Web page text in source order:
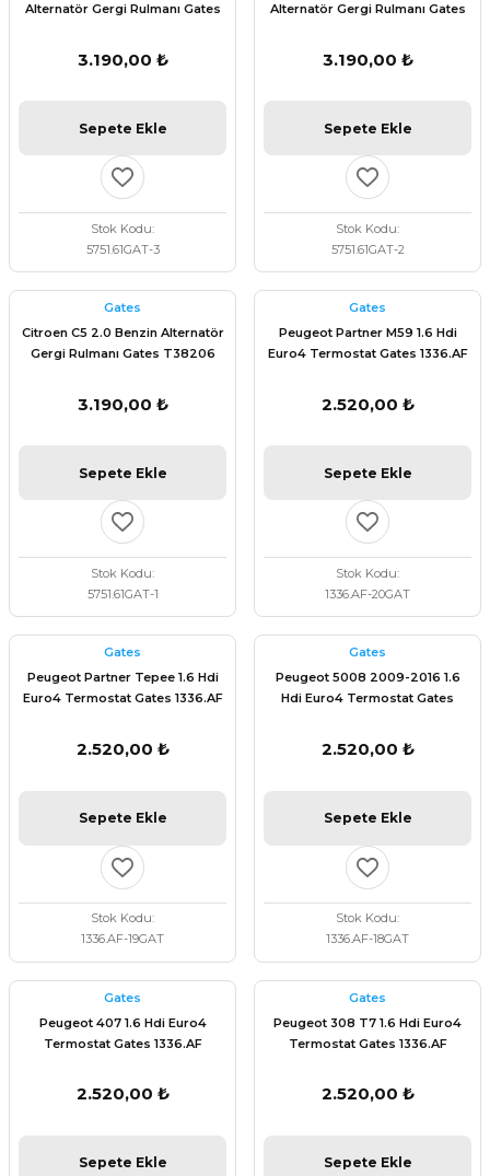
Alternatör Gergi Rulmanı Gates
3.190,00 ₺
Sepete Ekle
Stok Kodu
5751.61GAT-3
Alternatör Gergi Rulmanı Gates
3.190,00 ₺
Sepete Ekle
Stok Kodu
5751.61GAT-2
Gates
Citroen C5 2.0 Benzin Alternatör
Gergi Rulmanı Gates T38206
3.190,00 ₺
Sepete Ekle
Stok Kodu
5751.61GAT-1
Gates
Peugeot Partner M59 1.6 Hdi
Euro4 Termostat Gates 1336.AF
2.520,00 ₺
Sepete Ekle
Stok Kodu
1336.AF-20GAT
Gates
Peugeot Partner Tepee 1.6 Hdi
Euro4 Termostat Gates 1336.AF
2.520,00 ₺
Sepete Ekle
Stok Kodu
1336.AF-19GAT
Gates
Peugeot 5008 2009-2016 1.6
Hdi Euro4 Termostat Gates
2.520,00 ₺
Sepete Ekle
Stok Kodu
1336.AF-18GAT
Gates
Peugeot 407 1.6 Hdi Euro4
Termostat Gates 1336.AF
2.520,00 ₺
Sepete Ekle
Gates
Peugeot 308 T7 1.6 Hdi Euro4
Termostat Gates 1336.AF
2.520,00 ₺
Sepete Ekle